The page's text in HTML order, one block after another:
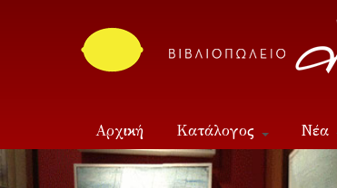
Αρχική Κατάλογος Νέα
Επικοινωνία